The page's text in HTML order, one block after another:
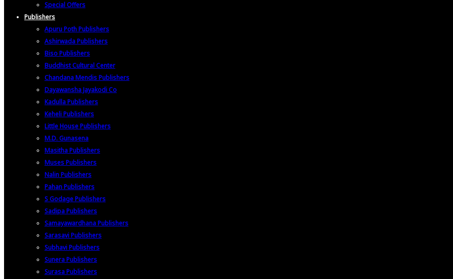
Special Offers
Publishers
Apuru Poth Publishers
Ashirwada Publishers
Biso Publishers
Buddhist Cultural Center
Chandana Mendis Publishers
Dayawansha Jayakodi Co
Kadulla Publishers
Keheli Publishers
Little House Publishers
M.D. Gunasena
Masitha Publishers
Muses Publishers
Nalin Publishers
Pahan Publishers
S Godage Publishers
Sadipa Publishers
Samayawardhana Publishers
Sarasavi Publishers
Subhavi Publishers
Sunera Publishers
Surasa Publishers